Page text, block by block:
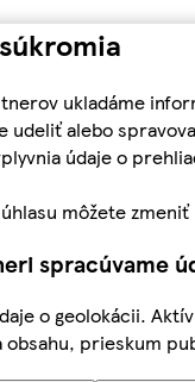
ukladáme
udeliť alebo
údaje o
môžete
spracúvame
o geolokácii.
prieskum